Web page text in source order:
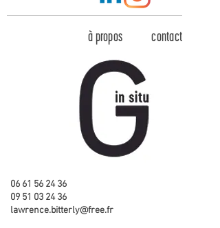
à propos contact
06 61 56 24 36
09 51 03 24 36
lawrence.bitterly@free.fr